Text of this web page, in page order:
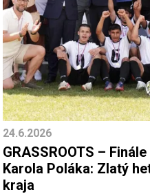
24.6.2026
GRASSROOTS –
Karola Poláka: Zlatý
kraja